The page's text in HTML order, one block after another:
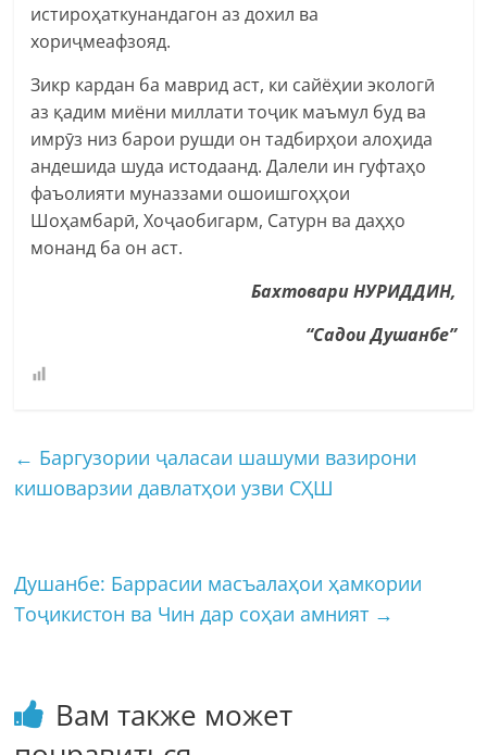
истироҳаткунандагон аз дохил ва
хориҷмеафзояд.
Зикр кардан ба маврид аст, ки сайёҳии экологӣ
аз қадим миёни миллати тоҷик маъмул буд ва
имрӯз низ барои рушди он тадбирҳои алоҳида
андешида шуда истодаанд. Далели ин гуфтаҳо
фаъолияти муназзами ошоишгоҳҳои
Шоҳамбарӣ, Хоҷаобигарм, Сатурн ва даҳҳо
монанд ба он аст.
Бахтовари НУРИДДИН,
“Садои Душанбе”
← Баргузории ҷаласаи шашуми вазирони
кишоварзии давлатҳои узви СҲШ
Душанбе: Баррасии масъалаҳои ҳамкории
Тоҷикистон ва Чин дар соҳаи амният →
Вам также может